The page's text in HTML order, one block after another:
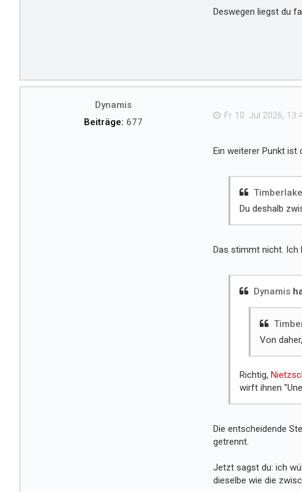
Deswegen liegst du
Dynamis
Beiträge: 677
Fr 10. Jul 2026,
Ein weiterer Punkt ist
Timberlake
Du deshalb
Das stimmt nicht. Ich
Dynamis
Von
Richtig,
wirft ihnen
Die entscheidende
getrennt.
Jetzt sagst du: ich
dieselbe wie die